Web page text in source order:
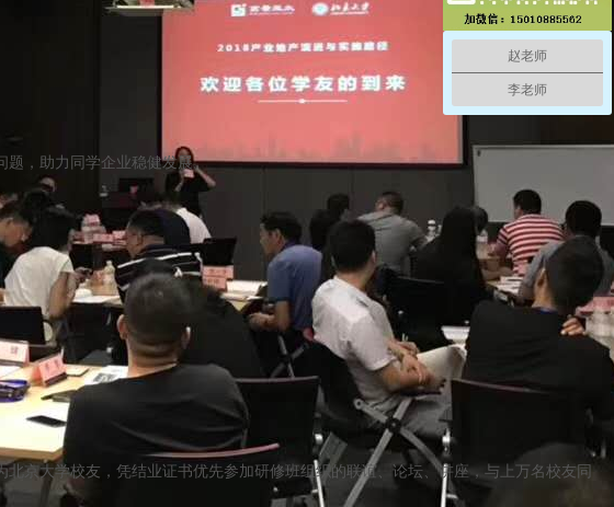
题，助力同学企业稳健发展。
京大学校友，凭结业证书优先参加研修班组织的联谊、论坛、讲座，与上万名校友同
赵老师
李老师